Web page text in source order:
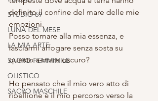
STUDIO 69
LUNA DEL MESE
LA MIA ARTE
SACRO FEMMINILE
OLISTICO
SACRO MASCHILE
definito il confine del mare delle mie
emozioni.
Posso tornare alla mia essenza, e
lasciarmi affogare senza sosta su
questo a-mare oscuro?
Ho pensato che il mio vero atto di
ribellione e il mio percorso verso la